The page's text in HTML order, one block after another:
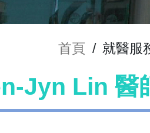
首頁 / 就醫服
Jyn Lin 醫